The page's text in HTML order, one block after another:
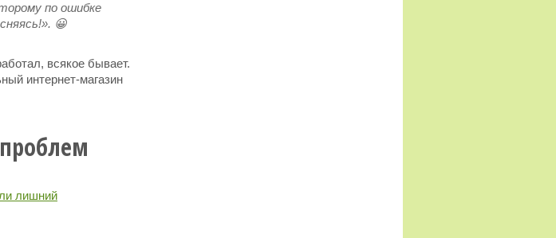
по ошибке
😀
всякое бывает.
интернет-магазин
лишний